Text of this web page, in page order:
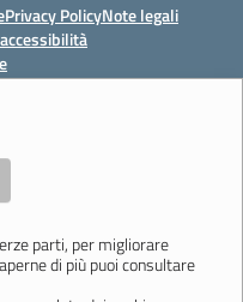
parti, per migliorare
di più puoi consultare
Privacy PolicyNote legali
Artigianale "Cattaneo -
- PEC:
94177200360